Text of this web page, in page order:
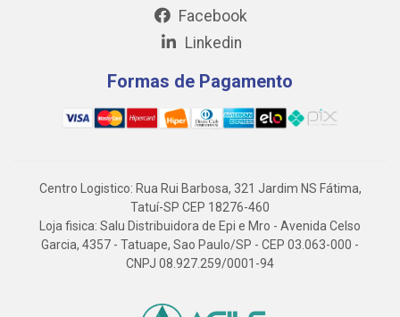
Facebook
Linkedin
Formas de Pagamento
Centro Logistico: Rua Rui Barbosa, 321 Jardim NS Fátima,
Tatuí-SP CEP 18276-460
Loja fisica: Salu Distribuidora de Epi e Mro - Avenida Celso
Garcia, 4357 - Tatuape, Sao Paulo/SP - CEP 03.063-000 -
CNPJ 08.927.259/0001-94